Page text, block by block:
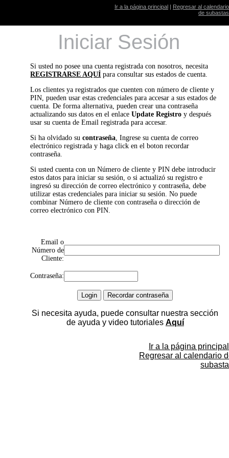
Ir a la página principal | Regresar al calendario
de subastas
Iniciar Sesión
Si usted no posee una cuenta registrada con nosotros, necesita
REGISTRARSE AQUÍ para consultar sus estados de cuenta.
Los clientes ya registrados que cuenten con número de cliente y
PIN, pueden usar estas credenciales para accesar a sus estados de
cuenta. De forma alternativa, pueden crear una contraseña
actualizando sus datos en el enlaceUpdate Registro y después
usar su cuenta de Email registrada para accesar.
Si ha olvidado sucontraseña, Ingrese su cuenta de correo
electrónico registrada y haga click en el boton recordar
contraseña.
Si usted cuenta con un Número de cliente y PIN debe introducir
estos datos para iniciar su sesión, o si actualizó su registro e
ingresó su dirección de correo electrónico y contraseña, debe
utilizar estas credenciales para iniciar su sesión. No puede
combinar Número de cliente con contraseña o dirección de
correo electrónico con PIN.
Email o
Número de
Cliente:
Contraseña:
Si necesita ayuda, puede consultar nuestra sección
de ayuda y video tutoriales Aquí
Ir a la página principal
Regresar al calendario